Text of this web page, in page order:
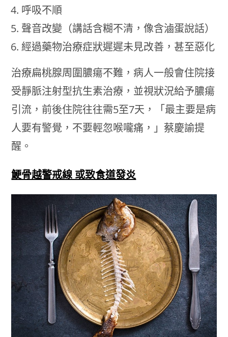
呼吸不順
聲音改變（講話含糊不清，像含滷蛋說話）
經過藥物治療症狀遲遲未見改善，甚至惡化
治療扁桃腺周圍膿瘍不難，病人一般會住院接
受靜脈注射型抗生素治療，並視狀況給予膿瘍
引流，前後住院往往需5至7天，「最主要是病
人要有警覺，不要輕忽喉嚨痛，」蔡慶諭提
醒。
鯁骨越警戒線 或致食道發炎